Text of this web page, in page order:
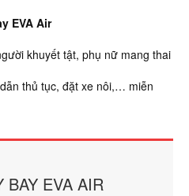
EVA Air
khuyết tật, phụ nữ mang thai
thủ tục, đặt xe nôi,… miễn
BAY EVA AIR